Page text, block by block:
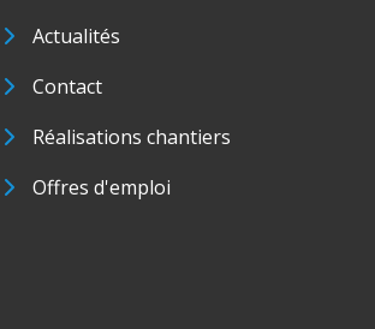
Actualités
Contact
Réalisations chantiers
Offres d'emploi